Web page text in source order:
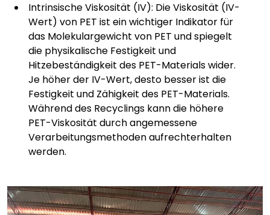
Intrinsische Viskosität (IV): Die Viskosität (IV-
Wert) von PET ist ein wichtiger Indikator für
das Molekulargewicht von PET und spiegelt
die physikalische Festigkeit und
Hitzebeständigkeit des PET-Materials wider.
Je höher der IV-Wert, desto besser ist die
Festigkeit und Zähigkeit des PET-Materials.
Während des Recyclings kann die höhere
PET-Viskosität durch angemessene
Verarbeitungsmethoden aufrechterhalten
werden.